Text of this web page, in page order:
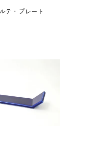
テ・プレート